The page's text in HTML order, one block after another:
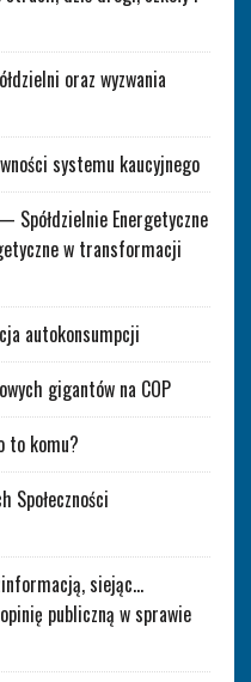
oraz wyzwania
systemu kaucyjnego
Spółdzielnie Energetyczne
w transformacji
autokonsumpcji
gigantów na COP
to komu?
Społeczności
siejąc…
publiczną w sprawie